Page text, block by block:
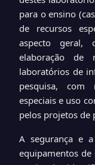
para o ensino
de recursos
aspecto geral,
elaboração de
laboratórios de
pesquisa, com
especiais e uso
pelos projetos de
A segurança e
equipamentos